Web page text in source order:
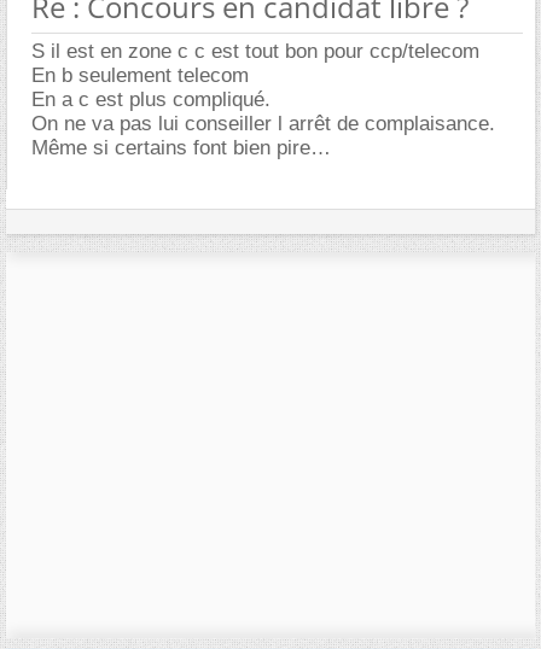
S il est en zone c c est tout bon pour ccp/telecom
En b seulement telecom
En a c est plus compliqué.
On ne va pas lui conseiller l arrêt de complaisance.
Même si certains font bien pire